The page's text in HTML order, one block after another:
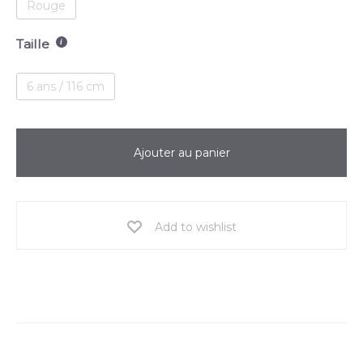
Rouge
Taille
6 ans / 116 cm
Ajouter au panier
Add to wishlist